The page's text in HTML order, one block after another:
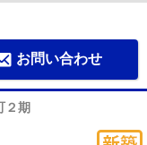
お問い合わせ
２期